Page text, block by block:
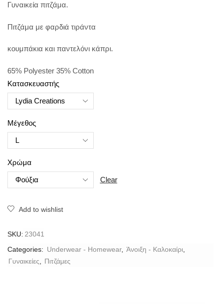
Γυναικεία πιτζάμα.
Πιτζάμα με φαρδιά τιράντα
κουμπάκια και παντελόνι κάπρι.
65% Polyester 35% Cotton
Κατασκευαστής
Μέγεθος
Χρώμα
Clear
Add to wishlist
SKU: 23041
Categories: Underwear - Homewear, Άνοιξη - Καλοκαίρι
Γυναικείες
Πιτζάμες